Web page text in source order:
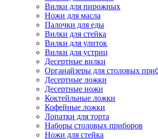
Вилки для пирожных
Ножи для масла
Палочки для еды
Вилки для стейка
Вилки для улиток
Вилки для устриц
Десертные вилки
Органайзеры для столовых
Десертные ложки
Десертные ножи
Коктейльные ложки
Кофейные ложки
Лопатки для торта
Наборы столовых приборов
Ножи для стейка